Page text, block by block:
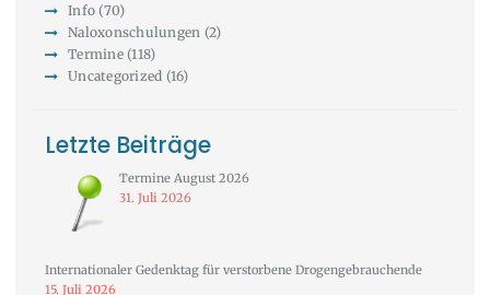
Info (70)
Naloxonschulungen (2)
Termine(118)
Uncategorized (16)
Letzte Beiträge
Termine August 2026
31. Juli 2026
Internationaler Gedenktag für verstorbene Drogengebrauchende
15. Juli 2026